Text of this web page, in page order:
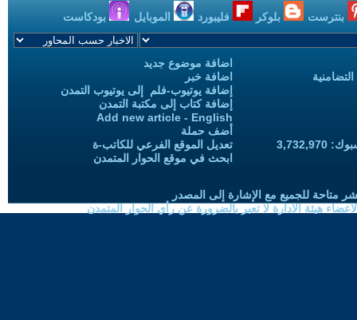
بنترست بلوكر فليبورد الموبايل بودكاست
اضافة موضوع جديد
اضافة خبر
إضافة يوتيوب-فلم إلى يوتيوب التمدن
إضافة كتاب إلى مكتبة التمدن
Add new article - English
أضف حملة
تعديل الموقع الفرعي للكاتب-ة
ابحث في موقع الحوار المتمدن
متاحة للجميع مع الإشارة إلى المصدر
هيئة الادارة لا تعبر بالضرورة عن رأي الحوار المتمدن